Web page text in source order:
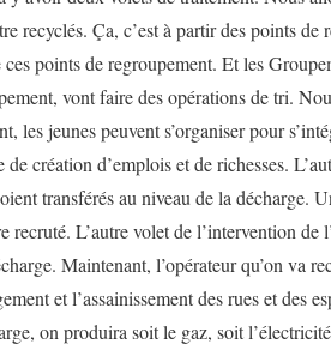
recyclés. Ça, c’est à partir des points
ces points de regroupement. Et les
vont faire des opérations de tri.
les jeunes peuvent s’organiser pour
de création d’emplois et de richesses.
transférés au niveau de la décharge.
recruté. L’autre volet de l’intervention
Maintenant, l’opérateur qu’on va
et l’assainissement des rues et des
on produira soit le gaz, soit